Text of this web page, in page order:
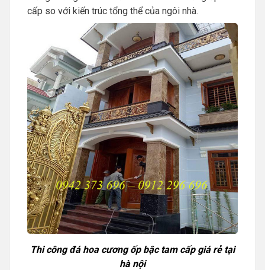
cấp so với kiến trúc tổng thể của ngôi nhà.
Thi công đá hoa cương ốp bậc tam cấp giá rẻ tại
hà nội